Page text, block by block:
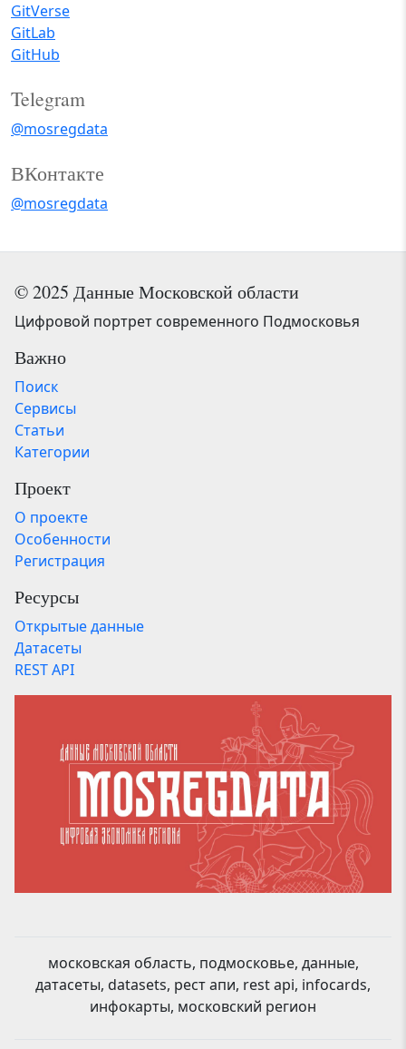
GitVerse
GitLab
GitHub
Telegram
@mosregdata
ВКонтакте
@mosregdata
© 2025 Данные Московской области
Цифровой портрет современного Подмосковья
Важно
Поиск
Сервисы
Статьи
Категории
Проект
О проекте
Особенности
Регистрация
Ресурсы
Открытые данные
Датасеты
REST API
московская область, подмосковье, данные,
датасеты, datasets, рест апи, rest api, infocards,
инфокарты, московский регион